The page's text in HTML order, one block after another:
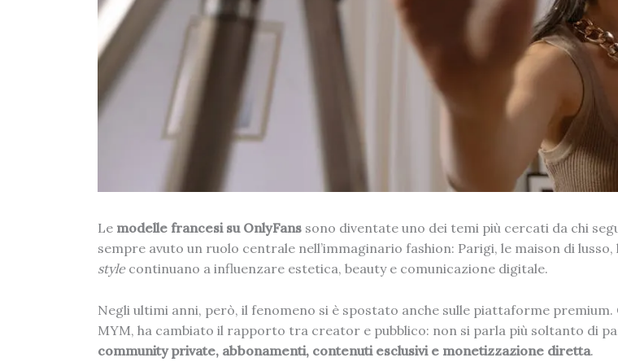
Le modelle francesi su OnlyFans sono diventate uno dei temi più cercati da chi
sempre avuto un ruolo centrale nell’immaginario fashion: Parigi, le maison di
stylecontinuano a influenzare estetica, beauty e comunicazione digitale.
Negli ultimi anni, però, il fenomeno si è spostato anche sulle piattaforme
MYM, ha cambiato il rapporto tra creator e pubblico: non si parla più soltanto di
community private, abbonamenti, contenuti esclusivi e monetizzazione diretta.